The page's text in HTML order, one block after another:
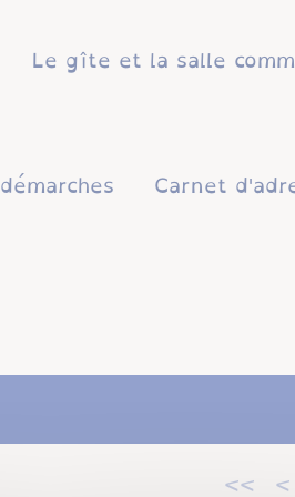
Le gîte et la salle
Carnet
<< <